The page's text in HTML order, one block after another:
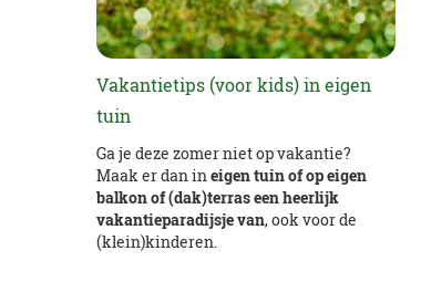
Vakantietips (voor kids) in eigen
tuin
Ga je deze zomer niet op vakantie?
Maak er dan ineigen tuin of op eigen
balkon of (dak)terras een heerlijk
vakantieparadijsje van, ook voor de
(klein)kinderen.